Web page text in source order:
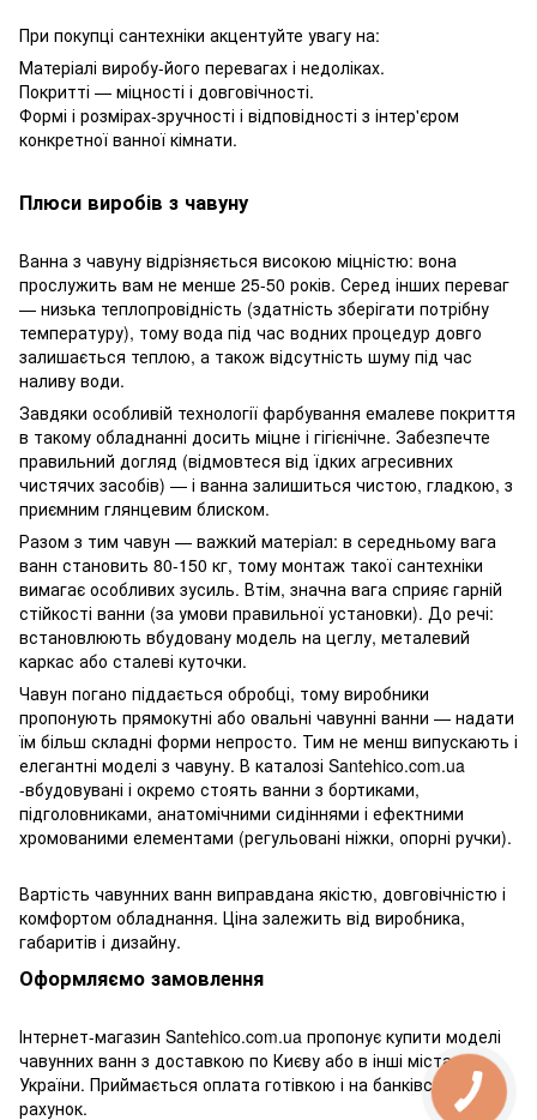
При покупці сантехніки акцентуйте увагу на:
Матеріалі виробу-його перевагах і недоліках.
Покритті — міцності і довговічності.
Формі і розмірах-зручності і відповідності з інтер'єром
конкретної ванної кімнати.
Плюси виробів з чавуну
Ванна з чавуну відрізняється високою міцністю: вона
прослужить вам не менше 25-50 років. Серед інших переваг
— низька теплопровідність (здатність зберігати потрібну
температуру), тому вода під час водних процедур довго
залишається теплою, а також відсутність шуму під час
наливу води.
Завдяки особливій технології фарбування емалеве покриття
в такому обладнанні досить міцне і гігієнічне. Забезпечте
правильний догляд (відмовтеся від їдких агресивних
чистячих засобів) — і ванна залишиться чистою, гладкою, з
приємним глянцевим блиском.
Разом з тим чавун — важкий матеріал: в середньому вага
ванн становить 80-150 кг, тому монтаж такої сантехніки
вимагає особливих зусиль. Втім, значна вага сприяє гарній
стійкості ванни (за умови правильної установки). До речі:
встановлюють вбудовану модель на цеглу, металевий
каркас або сталеві куточки.
Чавун погано піддається обробці, тому виробники
пропонують прямокутні або овальні чавунні ванни — надати
їм більш складні форми непросто. Тим не менш випускають і
елегантні моделі з чавуну. В каталозі Santehico.com.ua
-вбудовувані і окремо стоять ванни з бортиками,
підголовниками, анатомічними сидіннями і ефектними
хромованими елементами (регульовані ніжки, опорні ручки).
Вартість чавунних ванн виправдана якістю, довговічністю і
комфортом обладнання. Ціна залежить від виробника,
габаритів і дизайну.
Оформляємо замовлення
Інтернет-магазин Santehico.com.ua пропонує купити моделі
чавунних ванн з доставкою по Києву або в інші міста
України. Приймається оплата готівкою і на банківський
рахунок.